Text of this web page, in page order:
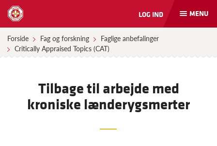
Åbn
og
MENU
LOG IND
Forside Fag og forskning
Faglige anbefalinger
Critically Appraised Topics (CAT)
Tilbage til arbejde med
kroniske lænderygsmerter